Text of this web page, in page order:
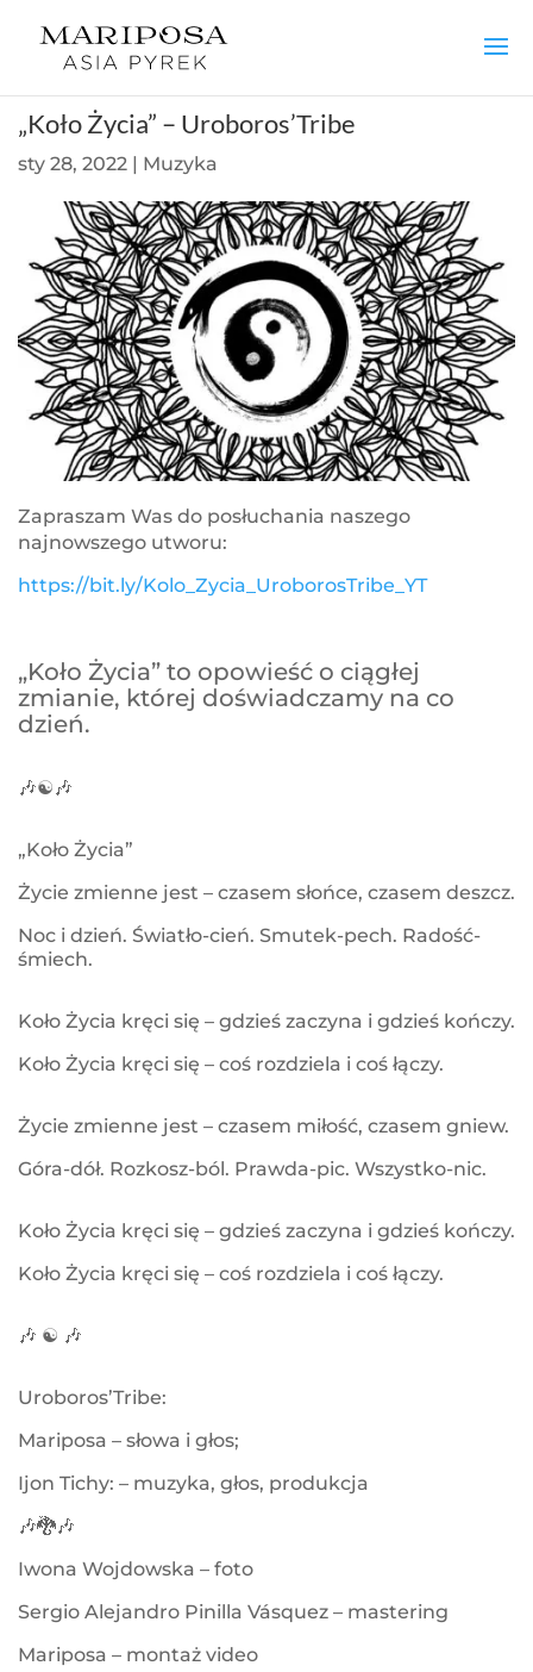
„Koło Życia” – Uroboros’Tribe
sty 28, 2022 | Muzyka
Zapraszam Was do posłuchania naszego
najnowszego utworu:
https://bit.ly/Kolo_Zycia_UroborosTribe_YT
„Koło Życia” to opowieść o ciągłej
zmianie, której doświadczamy na co
dzień.
🎶☯🎶
„Koło Życia”
Życie zmienne jest – czasem słońce, czasem deszcz.
Noc i dzień. Światło-cień. Smutek-pech. Radość-
śmiech.
Koło Życia kręci się – gdzieś zaczyna i gdzieś kończy.
Koło Życia kręci się – coś rozdziela i coś łączy.
Życie zmienne jest – czasem miłość, czasem gniew.
Góra-dół. Rozkosz-ból. Prawda-pic. Wszystko-nic.
Koło Życia kręci się – gdzieś zaczyna i gdzieś kończy.
Koło Życia kręci się – coś rozdziela i coś łączy.
🎶 ☯ 🎶
Uroboros’Tribe:
Mariposa – słowa i głos;
Ijon Tichy: – muzyka, głos, produkcja
🎶🐉🎶
Iwona Wojdowska – foto
Sergio Alejandro Pinilla Vásquez – mastering
Mariposa – montaż video